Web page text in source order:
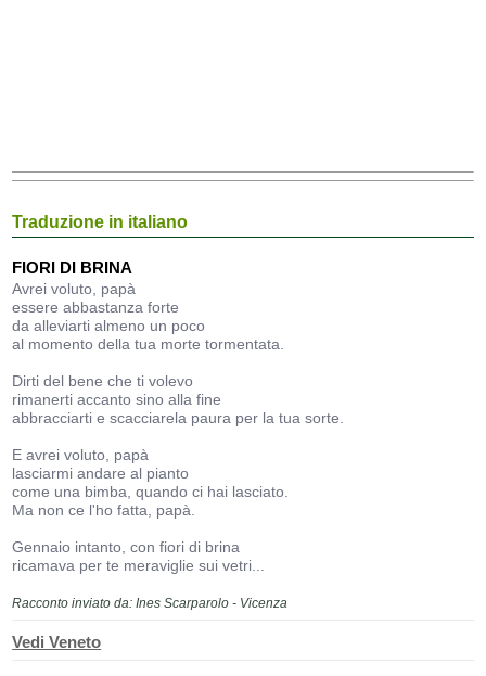
Traduzione in italiano
FIORI DI BRINA
Avrei voluto, papà
essere abbastanza forte
da alleviarti almeno un poco
al momento della tua morte tormentata.
Dirti del bene che ti volevo
rimanerti accanto sino alla fine
abbracciarti e scacciarela paura per la tua sorte.
E avrei voluto, papà
lasciarmi andare al pianto
come una bimba, quando ci hai lasciato.
Ma non ce l'ho fatta, papà.
Gennaio intanto, con fiori di brina
ricamava per te meraviglie sui vetri...
Racconto inviato da: Ines Scarparolo - Vicenza
Vedi Veneto